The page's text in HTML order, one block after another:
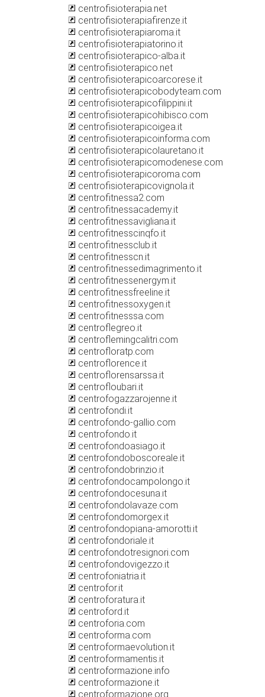
centrofisioterapia.net
centrofisioterapiafirenze.it
centrofisioterapiaroma.it
centrofisioterapiatorino.it
centrofisioterapico-alba.it
centrofisioterapico.net
centrofisioterapicoarcorese.it
centrofisioterapicobodyteam.com
centrofisioterapicofilippini.it
centrofisioterapicohibisco.com
centrofisioterapicoigea.it
centrofisioterapicoinforma.com
centrofisioterapicolauretano.it
centrofisioterapicomodenese.com
centrofisioterapicoroma.com
centrofisioterapicovignola.it
centrofitnessa2.com
centrofitnessacademy.it
centrofitnessavigliana.it
centrofitnesscinqfo.it
centrofitnessclub.it
centrofitnesscn.it
centrofitnessedimagrimento.it
centrofitnessenergym.it
centrofitnessfreeline.it
centrofitnessoxygen.it
centrofitnesssa.com
centroflegreo.it
centroflemingcalitri.com
centrofloratp.com
centroflorence.it
centroflorensarssa.it
centrofloubari.it
centrofogazzarojenne.it
centrofondi.it
centrofondo-gallio.com
centrofondo.it
centrofondoasiago.it
centrofondoboscoreale.it
centrofondobrinzio.it
centrofondocampolongo.it
centrofondocesuna.it
centrofondolavaze.com
centrofondomorgex.it
centrofondopiana-amorotti.it
centrofondoriale.it
centrofondotresignori.com
centrofondovigezzo.it
centrofoniatria.it
centrofor.it
centroforatura.it
centroford.it
centroforia.com
centroforma.com
centroformaevolution.it
centroformamentis.it
centroformazione.info
centroformazione.it
centroformazione.org